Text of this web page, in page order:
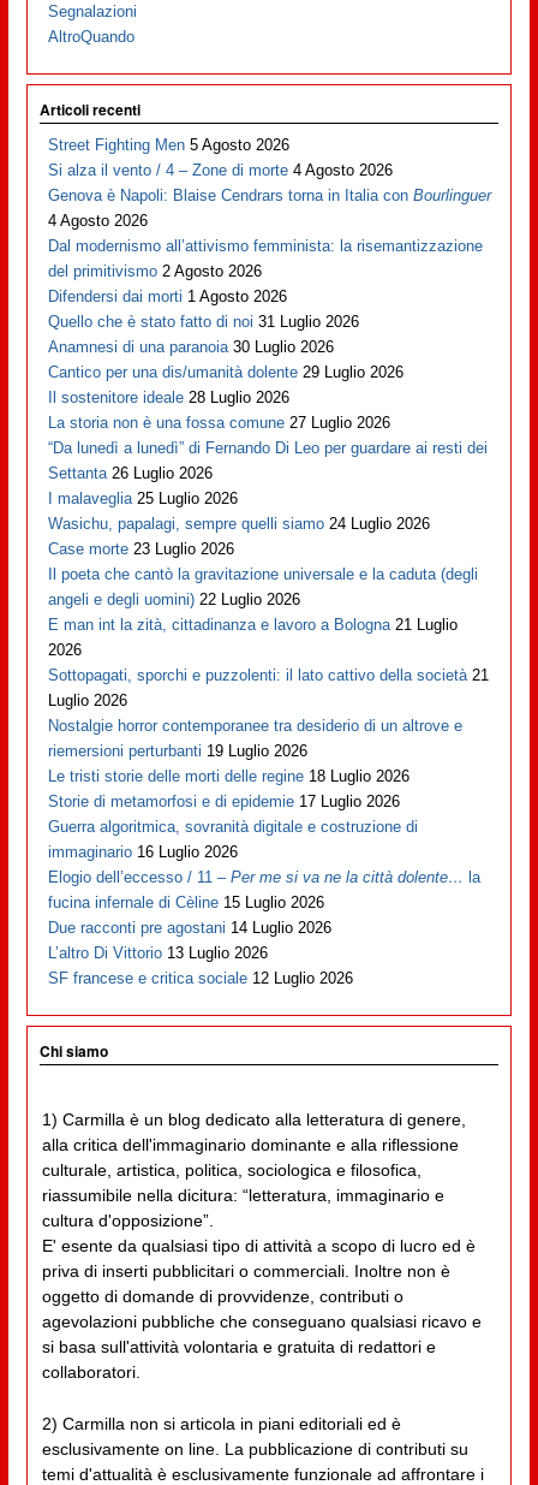
Segnalazioni
AltroQuando
Articoli recenti
Street Fighting Men 5 Agosto 2026
Si alza il vento / 4 – Zone di morte 4 Agosto 2026
Genova è Napoli: Blaise Cendrars torna in Italia conBourlinguer
4 Agosto 2026
Dal modernismo all’attivismo femminista: la risemantizzazione
del primitivismo 2 Agosto 2026
Difendersi dai morti 1 Agosto 2026
Quello che è stato fatto di noi 31 Luglio 2026
Anamnesi di una paranoia 30 Luglio 2026
Cantico per una dis/umanità dolente 29 Luglio 2026
Il sostenitore ideale 28 Luglio 2026
La storia non è una fossa comune 27 Luglio 2026
“Da lunedì a lunedì” di Fernando Di Leo per guardare ai resti dei
Settanta 26 Luglio 2026
I malaveglia 25 Luglio 2026
Wasichu, papalagi, sempre quelli siamo 24 Luglio 2026
Case morte 23 Luglio 2026
Il poeta che cantò la gravitazione universale e la caduta (degli
angeli e degli uomini) 22 Luglio 2026
E man int la zità, cittadinanza e lavoro a Bologna 21 Luglio
2026
Sottopagati, sporchi e puzzolenti: il lato cattivo della società 21
Luglio 2026
Nostalgie horror contemporanee tra desiderio di un altrove e
riemersioni perturbanti 19 Luglio 2026
Le tristi storie delle morti delle regine 18 Luglio 2026
Storie di metamorfosi e di epidemie 17 Luglio 2026
Guerra algoritmica, sovranità digitale e costruzione di
immaginario 16 Luglio 2026
Elogio dell’eccesso / 11 –Per me si va ne la città dolente… la
fucina infernale di Cèline 15 Luglio 2026
Due racconti pre agostani 14 Luglio 2026
L’altro Di Vittorio 13 Luglio 2026
SF francese e critica sociale 12 Luglio 2026
Chi siamo
1) Carmilla è un blog dedicato alla letteratura di genere,
alla critica dell'immaginario dominante e alla riflessione
culturale, artistica, politica, sociologica e filosofica,
riassumibile nella dicitura: “letteratura, immaginario e
cultura d'opposizione”.
E' esente da qualsiasi tipo di attività a scopo di lucro ed è
priva di inserti pubblicitari o commerciali. Inoltre non è
oggetto di domande di provvidenze, contributi o
agevolazioni pubbliche che conseguano qualsiasi ricavo e
si basa sull'attività volontaria e gratuita di redattori e
collaboratori.
2) Carmilla non si articola in piani editoriali ed è
esclusivamente on line. La pubblicazione di contributi su
temi d'attualità è esclusivamente funzionale ad affrontare i